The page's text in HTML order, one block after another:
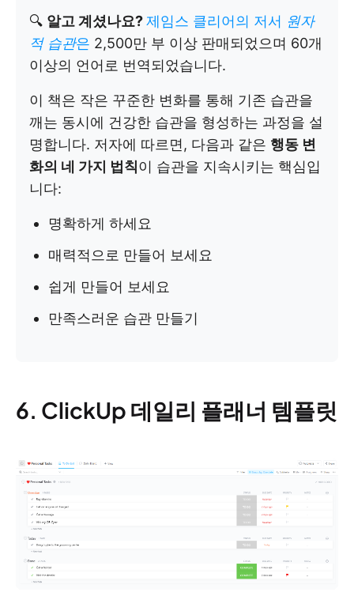
🔍 알고 계셨나요?제임스 클리어의 저서 원자
적 습관은 2,500만 부 이상 판매되었으며 60개
이상의 언어로 번역되었습니다.
이 책은 작은 꾸준한 변화를 통해 기존 습관을
깨는 동시에 건강한 습관을 형성하는 과정을 설
명합니다. 저자에 따르면, 다음과 같은 행동 변
화의 네 가지 법칙이 습관을 지속시키는 핵심입
니다:
명확하게 하세요
매력적으로 만들어 보세요
쉽게 만들어 보세요
만족스러운 습관 만들기
6. ClickUp 데일리 플래너 템플릿